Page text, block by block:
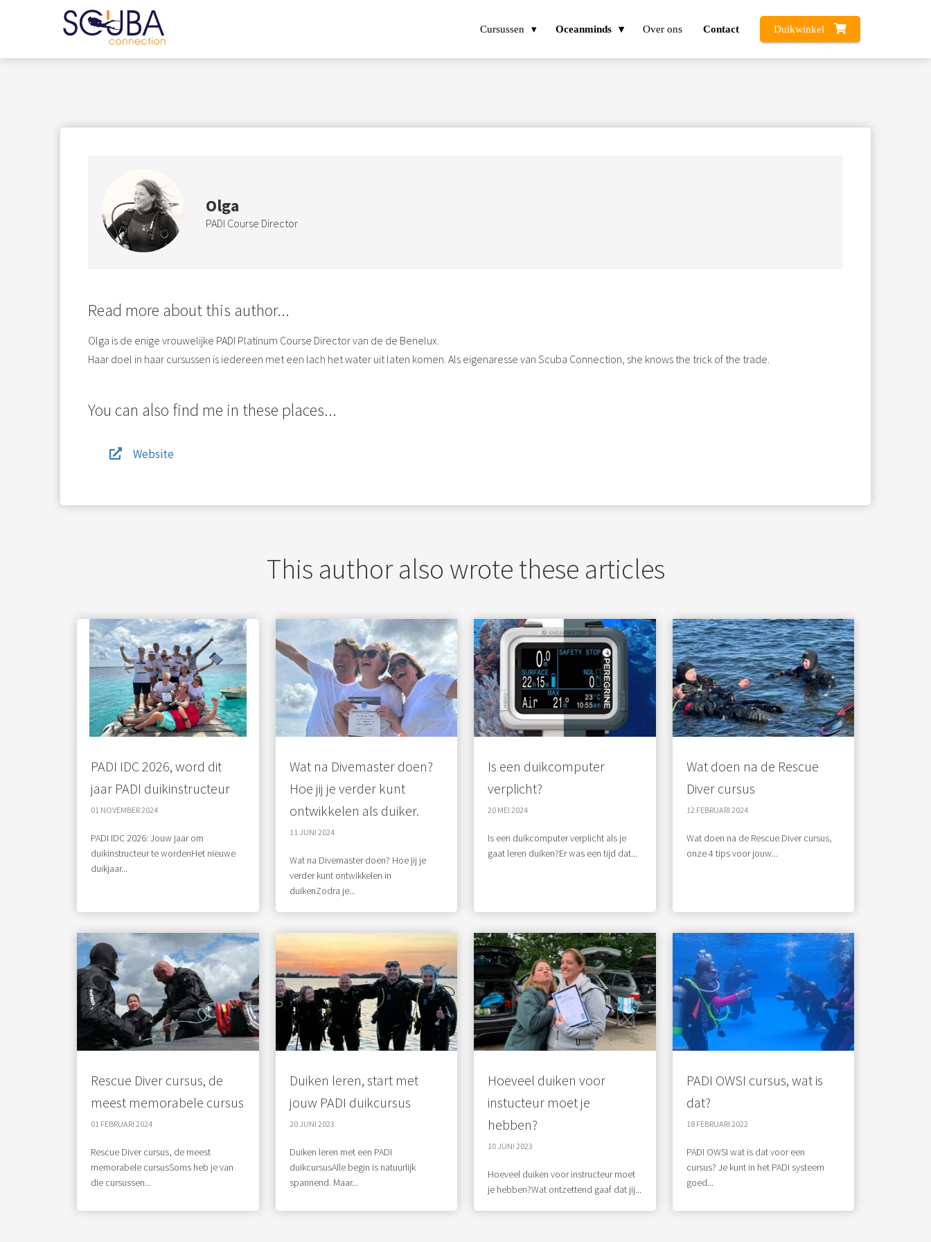
Cursussen Oceanminds Over ons Contact Duikwinkel
Olga
PADI Course Director
Read more about this author...
Olga is de enige vrouwelijke PADI Platinum Course Director van de de Benelux.
Haar doel in haar cursussen is iedereen met een lach het water uit laten komen. Als eigenaresse van Scuba Connection, she knows the trick of the trade.
You can also find me in these places...
Website
This author also wrote these articles
PADI IDC 2026, word dit
jaar PADI duikinstructeur
01 NOVEMBER 2024
PADI IDC 2026: Jouw jaar om
duikinstructeur te wordenHet nieuwe
duikjaar...
Wat na Divemaster doen?
Hoe jij je verder kunt
ontwikkelen als duiker.
11 JUNI 2024
Wat na Divemaster doen? Hoe jij je
verder kunt ontwikkelen in
duikenZodra je...
Is een duikcomputer
verplicht?
20 MEI 2024
Is een duikcomputer verplicht als je
gaat leren duiken?Er was een tijd dat...
Wat doen na de Rescue
Diver cursus
12 FEBRUARI 2024
Wat doen na de Rescue Diver cursus,
onze 4 tips voor jouw...
Rescue Diver cursus, de
meest memorabele cursus
01 FEBRUARI 2024
Rescue Diver cursus, de meest
memorabele cursusSoms heb je van
die cursussen...
Duiken leren, start met
jouw PADI duikcursus
20 JUNI 2023
Duiken leren met een PADI
duikcursusAlle begin is natuurlijk
spannend. Maar...
Hoeveel duiken voor
instucteur moet je
hebben?
10 JUNI 2023
Hoeveel duiken voor instructeur moet
je hebben?Wat ontzettend gaaf dat jij...
PADI OWSI cursus, wat is
dat?
18 FEBRUARI 2022
PADI OWSI wat is dat voor een
cursus? Je kunt in het PADI systeem
goed...